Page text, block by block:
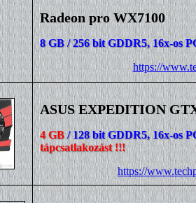
Radeon pro WX7100
8 GB / 256 bit GDDR5, 16x-os
https://
ASUS EXPEDITION
4 GB/ 128 bit GDDR5, 16x-os
tápcsatlakozást !!!
https://